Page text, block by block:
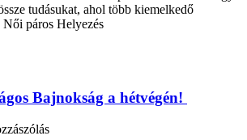
tudásukat, ahol több kiemelkedő
Női páros Helyezés
Bajnokság a hétvégén!